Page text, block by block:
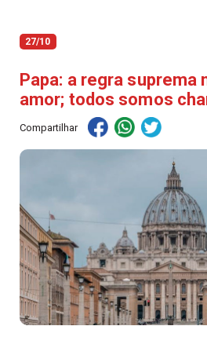
27/10
Papa: a regra suprema
amor; todos somos
Compartilhar